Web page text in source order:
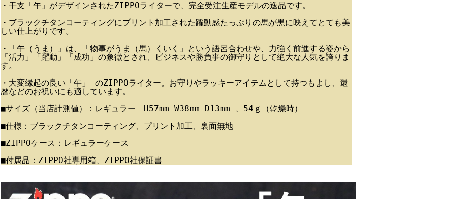
・干支「午」がデザインされたZIPPOライターで、完全受注生産モデルの逸品です。
・ブラックチタンコーティングにプリント加工された躍動感たっぷりの馬が黒に映えてとても美
しい仕上がりです。
・「午（うま）」は、「物事がうま（馬）くいく」という語呂合わせや、力強く前進する姿から
「活力」「躍動」「成功」の象徴とされ、ビジネスや勝負事の御守りとして絶大な人気を誇りま
す。
・大変縁起の良い「午」 のZIPPOライター。お守りやラッキーアイテムとして持つもよし、還
暦などのお祝いにも適しています。
■サイズ（当店計測値）：レギュラー H57mm W38mm D13mm 、54ｇ（乾燥時）
■仕様：ブラックチタンコーティング、プリント加工、裏面無地
■ZIPPOケース：レギュラーケース
■付属品：ZIPPO社専用箱、ZIPPO社保証書